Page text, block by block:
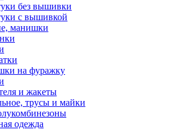
без вышивки
с вышивкой
манишки
на фуражку
и жакеты
трусы и майки
одежда